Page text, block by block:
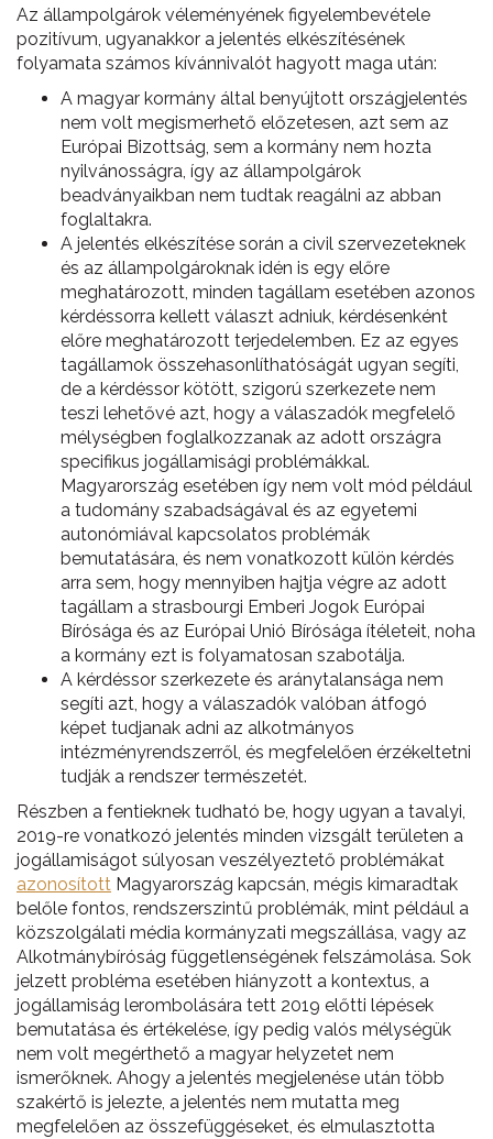
Az állampolgárok véleményének figyelembevétele
pozitívum, ugyanakkor a jelentés elkészítésének
folyamata számos kívánnivalót hagyott maga után:
A magyar kormány által benyújtott országjelentés
nem volt megismerhető előzetesen, azt sem az
Európai Bizottság, sem a kormány nem hozta
nyilvánosságra, így az állampolgárok
beadványaikban nem tudtak reagálni az abban
foglaltakra.
A jelentés elkészítése során a civil szervezeteknek
és az állampolgároknak idén is egy előre
meghatározott, minden tagállam esetében azonos
kérdéssorra kellett választ adniuk, kérdésenként
előre meghatározott terjedelemben. Ez az egyes
tagállamok összehasonlíthatóságát ugyan segíti,
de a kérdéssor kötött, szigorú szerkezete nem
teszi lehetővé azt, hogy a válaszadók megfelelő
mélységben foglalkozzanak az adott országra
specifikus jogállamisági problémákkal.
Magyarország esetében így nem volt mód például
a tudomány szabadságával és az egyetemi
autonómiával kapcsolatos problémák
bemutatására, és nem vonatkozott külön kérdés
arra sem, hogy mennyiben hajtja végre az adott
tagállam a strasbourgi Emberi Jogok Európai
Bírósága és az Európai Unió Bírósága ítéleteit, noha
a kormány ezt is folyamatosan szabotálja.
A kérdéssor szerkezete és aránytalansága nem
segíti azt, hogy a válaszadók valóban átfogó
képet tudjanak adni az alkotmányos
intézményrendszerről, és megfelelően érzékeltetni
tudják a rendszer természetét.
Részben a fentieknek tudható be, hogy ugyan a tavalyi,
2019-re vonatkozó jelentés minden vizsgált területen a
jogállamiságot súlyosan veszélyeztető problémákat
azonosított Magyarország kapcsán, mégis kimaradtak
belőle fontos, rendszerszintű problémák, mint például a
közszolgálati média kormányzati megszállása, vagy az
Alkotmánybíróság függetlenségének felszámolása. Sok
jelzett probléma esetében hiányzott a kontextus, a
jogállamiság lerombolására tett 2019 előtti lépések
bemutatása és értékelése, így pedig valós mélységük
nem volt megérthető a magyar helyzetet nem
ismerőknek. Ahogy a jelentés megjelenése után több
szakértő is jelezte, a jelentés nem mutatta meg
megfelelően az összefüggéseket, és elmulasztotta